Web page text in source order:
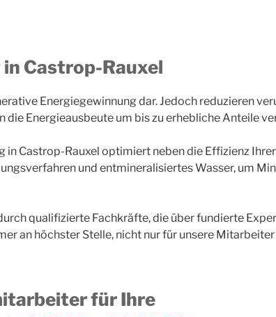
Castrop-Rauxel
Energiegewinnung dar. Jedoch reduzieren
Energieausbeute um bis zu erhebliche Anteile
Castrop-Rauxel optimiert neben die Effizienz
und entmineralisiertes Wasser, um
qualifizierte Fachkräfte, die über fundierte
an höchster Stelle, nicht nur für unsere
für Ihre